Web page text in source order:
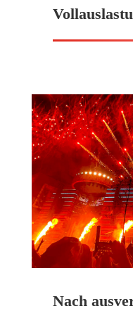
Nach